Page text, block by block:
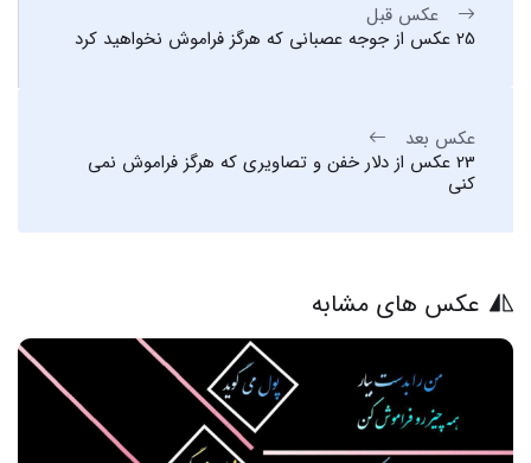
عکس قبل
25 عکس از جوجه عصبانی که هرگز فراموش نخواهید کرد
عکس بعد
23 عکس از دلار خفن و تصاویری که هرگز فراموش نمی
کنی
عکس های مشابه